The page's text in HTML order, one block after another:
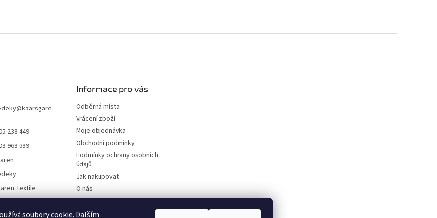
soubory cookie. Dalším
@kaarsgare
238 449
963 639
Textile
Informace pro vás
Odběrná místa
Vrácení zboží
Moje objednávka
Obchodní podmínky
Podmínky ochrany osobních
údajů
Jak nakupovat
O nás
On-line platby